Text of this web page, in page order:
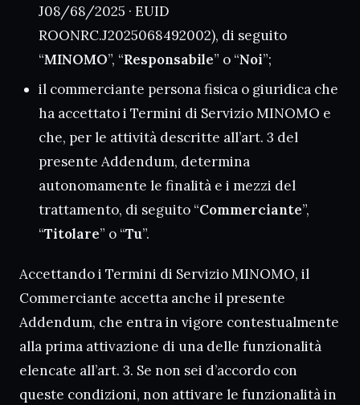
J08/68/2025 · EUID
ROONRC.J2025068492002), di seguito
“MINOMO”, “Responsabile” o “Noi”;
il commerciante persona fisica o giuridica che
ha accettato i Termini di Servizio MINOMO e
che, per le attività descritte all’art. 3 del
presente Addendum, determina
autonomamente le finalità e i mezzi del
trattamento, di seguito “Commerciante”,
“Titolare” o “Tu”.
Accettando i Termini di Servizio MINOMO, il
Commerciante accetta anche il presente
Addendum, che entra in vigore contestualmente
alla prima attivazione di una delle funzionalità
elencate all’art. 3. Se non sei d’accordo con
queste condizioni, non attivare le funzionalità in